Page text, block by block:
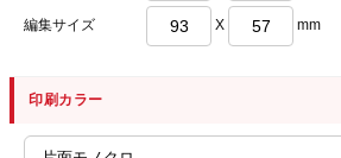
編集サイズ X mm
印刷カラー